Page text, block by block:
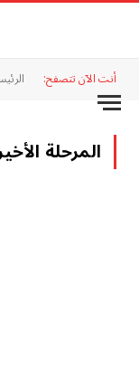
أنت الآن تتصفح:
المرحلة